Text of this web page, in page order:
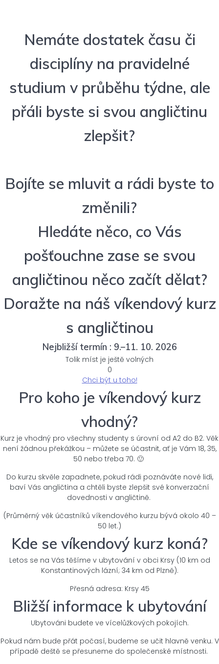
Nemáte dostatek času či
disciplíny na pravidelné
studium v průběhu týdne, ale
přáli byste si svou angličtinu
zlepšit?
Bojíte se mluvit a rádi byste to
změnili?
Hledáte něco, co Vás
pošťouchne zase se svou
angličtinou něco začít dělat?
Doražte na náš víkendový kurz
s angličtinou
Nejbližší termín : 9.–11. 10. 2026
Tolik míst je ještě volných
0
Chci být u toho!
Pro koho je víkendový kurz
vhodný?
Kurz je vhodný pro všechny studenty s úrovní od A2 do B2. Věk
není žádnou překážkou – můžete se účastnit, ať je Vám 18, 35,
50 nebo třeba 70. 🙂
Do kurzu skvěle zapadnete, pokud rádi poznáváte nové lidi,
baví Vás angličtina a chtěli byste zlepšit své konverzační
dovednosti v angličtině.
(Průměrný věk účastníků víkendového kurzu bývá okolo 40 –
50 let.)
Kde se víkendový kurz koná?
Letos se na Vás těšíme v ubytování v obci Krsy (10 km od
Konstantinových lázní; 34 km od Plzně).
Přesná adresa: Krsy 45
Bližší informace k ubytování
Ubytováni budete ve vícelůžkových pokojích.
Pokud nám bude přát počasí, budeme se učit hlavně venku. V
případě deště se přesuneme do společenské místnosti.